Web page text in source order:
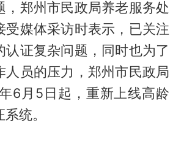
，郑州市民政局养老服务处
受媒体采访时表示，已关注
认证复杂问题，同时也为了
人员的压力，郑州市民政局
6月5日起，重新上线高龄
统。